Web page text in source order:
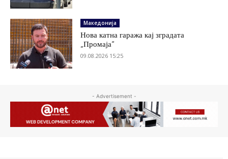
Македонија
Нова катна гаража кај зградата
„Промаја“
09.08.2026 15:25
- Advertisement -